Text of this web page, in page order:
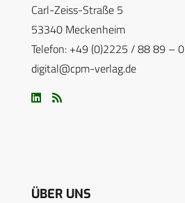
Carl-Zeiss-Straße 5
53340 Meckenheim
Telefon: +49 (0)2225 / 88 89 – 0
digital@cpm-verlag.de
ÜBER UNS